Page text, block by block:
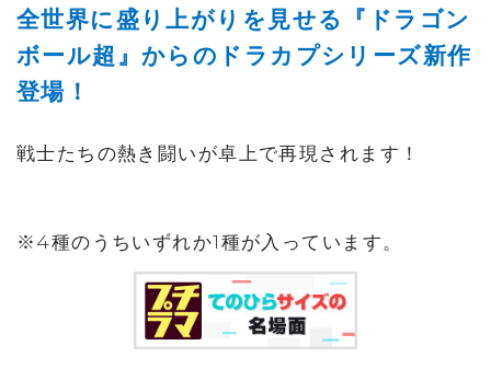
全世界に盛り上がりを見せる『ドラゴン
ボール超』からのドラカプシリーズ新作
登場！
戦士たちの熱き闘いが卓上で再現されます！
※4種のうちいずれか1種が入っています。